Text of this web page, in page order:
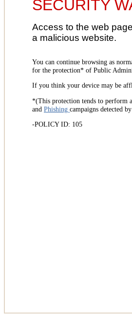
SECURITY
Access to the web
a malicious website.
You can continue browsing as
for the protection* of Public
If you think your device may be
*(This protection tends to perform
and Phishing campaigns detected
-POLICY ID: 105